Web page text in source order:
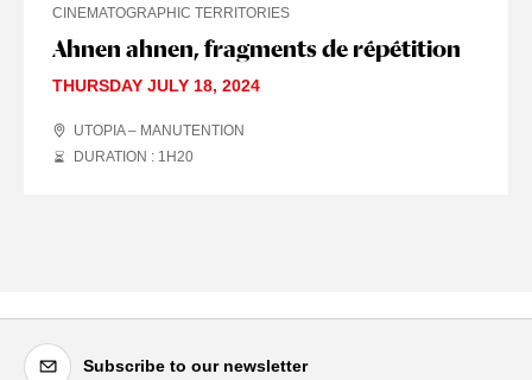
Ahnen ahnen, fragments de répétition
CINEMATOGRAPHIC TERRITORIES
THURSDAY JULY 18, 2024
UTOPIA – MANUTENTION
DURATION : 1 H20
Subscribe to our newsletter